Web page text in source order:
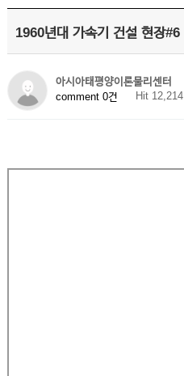
1960년대 가속기 건설 현장#6
아시아태평양이론물리센터
comment 0건
Hit 12,214